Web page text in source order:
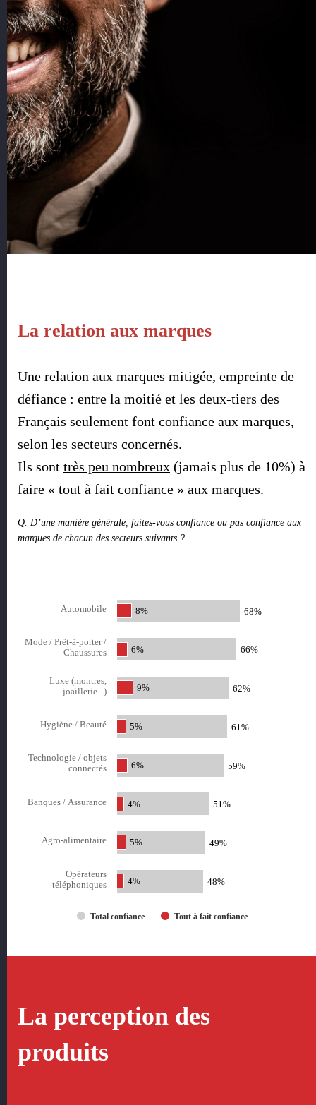
La relation aux marques
Une relation aux marques mitigée, empreinte de
défiance : entre la moitié et les deux-tiers des
Français seulement font confiance aux marques,
selon les secteurs concernés.
Ils sont très peu nombreux (jamais plus de 10%) à
faire « tout à fait confiance » aux marques.
Q. D’une manière générale, faites-vous confiance ou pas confiance aux
marques de chacun des secteurs suivants ?
68%
66%
62%
61%
59%
51%
49%
48%
8%
6%
9%
5%
6%
4%
5%
4%
Total confiance Tout à fait confiance
Automobile
Mode / Prêt-à-porter /
Chaussures
Luxe (montres,
joaillerie...)
Hygiène / Beauté
Technologie / objets
connectés
Banques / Assurance
Agro-alimentaire
Opérateurs
téléphoniques
La perception des
produits